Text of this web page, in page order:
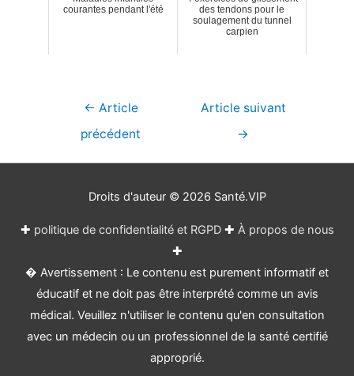
courantes pendant l'été
des tendons pour le
soulagement du tunnel
carpien
Navigation
← Article
précédent
Article suivant
→
Droits d'auteur © 2026 Santé.VIP
✚ politique de confidentialité et RGPD✚ À propos de nous
✚
� Avertissement : Le contenu est purement informatif et
éducatif et ne doit pas être interprété comme un avis
médical. Veuillez n'utiliser le contenu qu'en consultation
avec un médecin ou un professionnel de la santé certifié
approprié.